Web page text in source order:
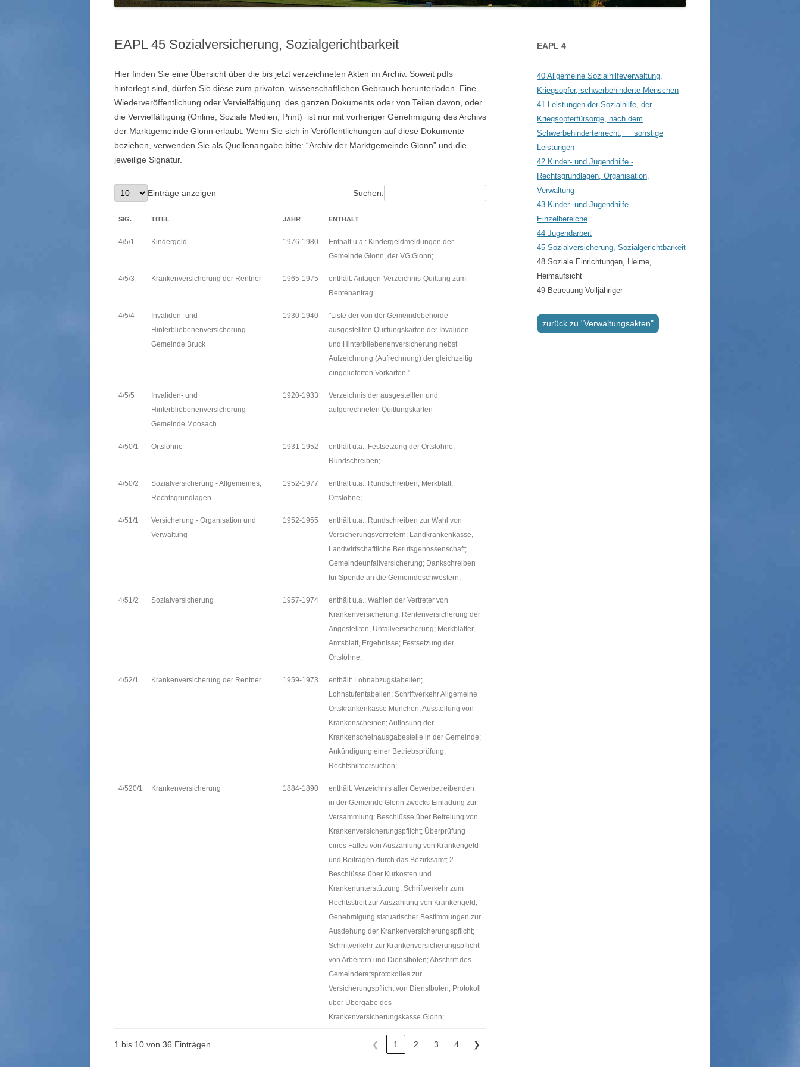
HANS HUBER
19.JAHRHUNDERT
20.JAHRHUNDERT
GLONNER BAUDENKMÄLER
EAPL 45 Sozialversicherung, Sozialgerichtbarkeit
Hier finden Sie eine Übersicht über die bis jetzt verzeichneten Akten im Archiv. Soweit pdfs
hinterlegt sind, dürfen Sie diese zum privaten, wissenschaftlichen Gebrauch herunterladen. Eine
Wiederveröffentlichung oder Vervielfältigung des ganzen Dokuments oder von Teilen davon, oder
die Vervielfältigung (Online, Soziale Medien, Print) ist nur mit vorheriger Genehmigung des Archivs
der Marktgemeinde Glonn erlaubt. Wenn Sie sich in Veröffentlichungen auf diese Dokumente
beziehen, verwenden Sie als Quellenangabe bitte: “Archiv der Marktgemeinde Glonn” und die
jeweilige Signatur.
Einträge anzeigen Suchen:
SIG. TITEL JAHR ENTHÄLT
4/5/1 Kindergeld 1976-1980
Enthält u.a.: Kindergeldmeldungen der
Gemeinde Glonn, der VG Glonn;
4/5/3 Krankenversicherung der Rentner 1965-1975
enthält: Anlagen-Verzeichnis-Quittung zum
Rentenantrag
4/5/4
Invaliden- und
Hinterbliebenenversicherung
Gemeinde Bruck
1930-1940
"Liste der von der Gemeindebehörde
ausgestellten Quittungskarten der Invaliden-
und Hinterbliebenenversicherung nebst
Aufzeichnung (Aufrechnung) der gleichzeitig
eingelieferten Vorkarten."
4/5/5
Invaliden- und
Hinterbliebenenversicherung
Gemeinde Moosach
1920-1933
Verzeichnis der ausgestellten und
aufgerechneten Quittungskarten
4/50/1 Ortslöhne 1931-1952
enthält u.a.: Festsetzung der Ortslöhne;
Rundschreiben;
4/50/2
Sozialversicherung - Allgemeines,
Rechtsgrundlagen
1952-1977
enthält u.a.: Rundschreiben; Merkblatt;
Ortslöhne;
4/51/1
Versicherung - Organisation und
Verwaltung
1952-1955
enthält u.a.: Rundschreiben zur Wahl von
Versicherungsvertretern: Landkrankenkasse,
Landwirtschaftliche Berufsgenossenschaft;
Gemeindeunfallversicherung; Dankschreiben
für Spende an die Gemeindeschwestern;
4/51/2 Sozialversicherung 1957-1974
enthält u.a.: Wahlen der Vertreter von
Krankenversicherung, Rentenversicherung der
Angestellten, Unfallversicherung; Merkblätter,
Amtsblatt, Ergebnisse; Festsetzung der
Ortslöhne;
4/52/1 Krankenversicherung der Rentner 1959-1973
enthält: Lohnabzugstabellen;
Lohnstufentabellen; Schriftverkehr Allgemeine
Ortskrankenkasse München; Ausstellung von
Krankenscheinen; Auflösung der
Krankenscheinausgabestelle in der Gemeinde;
Ankündigung einer Betriebsprüfung;
Rechtshilfeersuchen;
4/520/1 Krankenversicherung 1884-1890
enthält: Verzeichnis aller Gewerbetreibenden
in der Gemeinde Glonn zwecks Einladung zur
Versammlung; Beschlüsse über Befreiung von
Krankenversicherungspflicht; Überprüfung
eines Falles von Auszahlung von Krankengeld
und Beiträgen durch das Bezirksamt; 2
Beschlüsse über Kurkosten und
Krankenunterstützung; Schriftverkehr zum
Rechtsstreit zur Auszahlung von Krankengeld;
Genehmigung statuarischer Bestimmungen zur
Ausdehung der Krankenversicherungspflicht;
Schriftverkehr zur Krankenversicherungspflicht
von Arbeitern und Dienstboten; Abschrift des
Gemeinderatsprotokolles zur
Versicherungspflicht von Dienstboten; Protokoll
über Übergabe des
Krankenversicherungskasse Glonn;
1 bis 10 von 36 Einträgen ❮ 1 2 3 4 ❯
EAPL 4
40 Allgemeine Sozialhilfeverwaltung,
Kriegsopfer, schwerbehinderte Menschen
41 Leistungen der Sozialhilfe, der
Kriegsopferfürsorge, nach dem
Schwerbehindertenrecht, sonstige
Leistungen
42 Kinder- und Jugendhilfe -
Rechtsgrundlagen, Organisation,
Verwaltung
43 Kinder- und Jugendhilfe -
Einzelbereiche
44 Jugendarbeit
45 Sozialversicherung, Sozialgerichtbarkeit
48 Soziale Einrichtungen, Heime,
Heimaufsicht
49 Betreuung Volljähriger
zurück zu "Verwaltungsakten"